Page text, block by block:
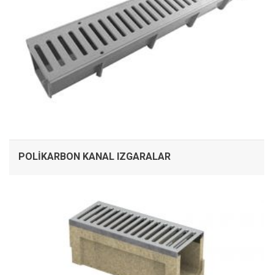
POLIKARBON KANAL IZGARALAR
İNCELE